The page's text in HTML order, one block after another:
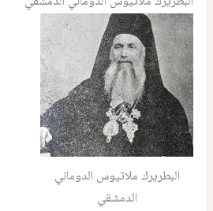
البطريرك ملاتيوس الدوماني
الدمشقي